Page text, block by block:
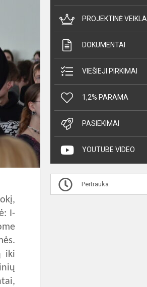
I-
iki
PROJEKTINĖ VEIKLA
DOKUMENTAI
VIEŠIEJI PIRKIMAI
1,2% PARAMA
PASIEKIMAI
YOUTUBE VIDEO
Pertrauka